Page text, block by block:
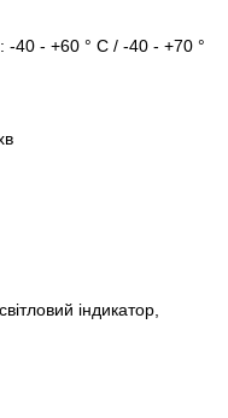
-40 - +60 ° C / -40 - +70 °
індикатор,